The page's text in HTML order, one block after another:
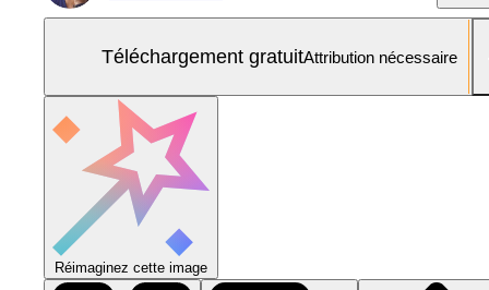
Téléchargement gratuitAttribution nécessaire
Réimaginez cette image